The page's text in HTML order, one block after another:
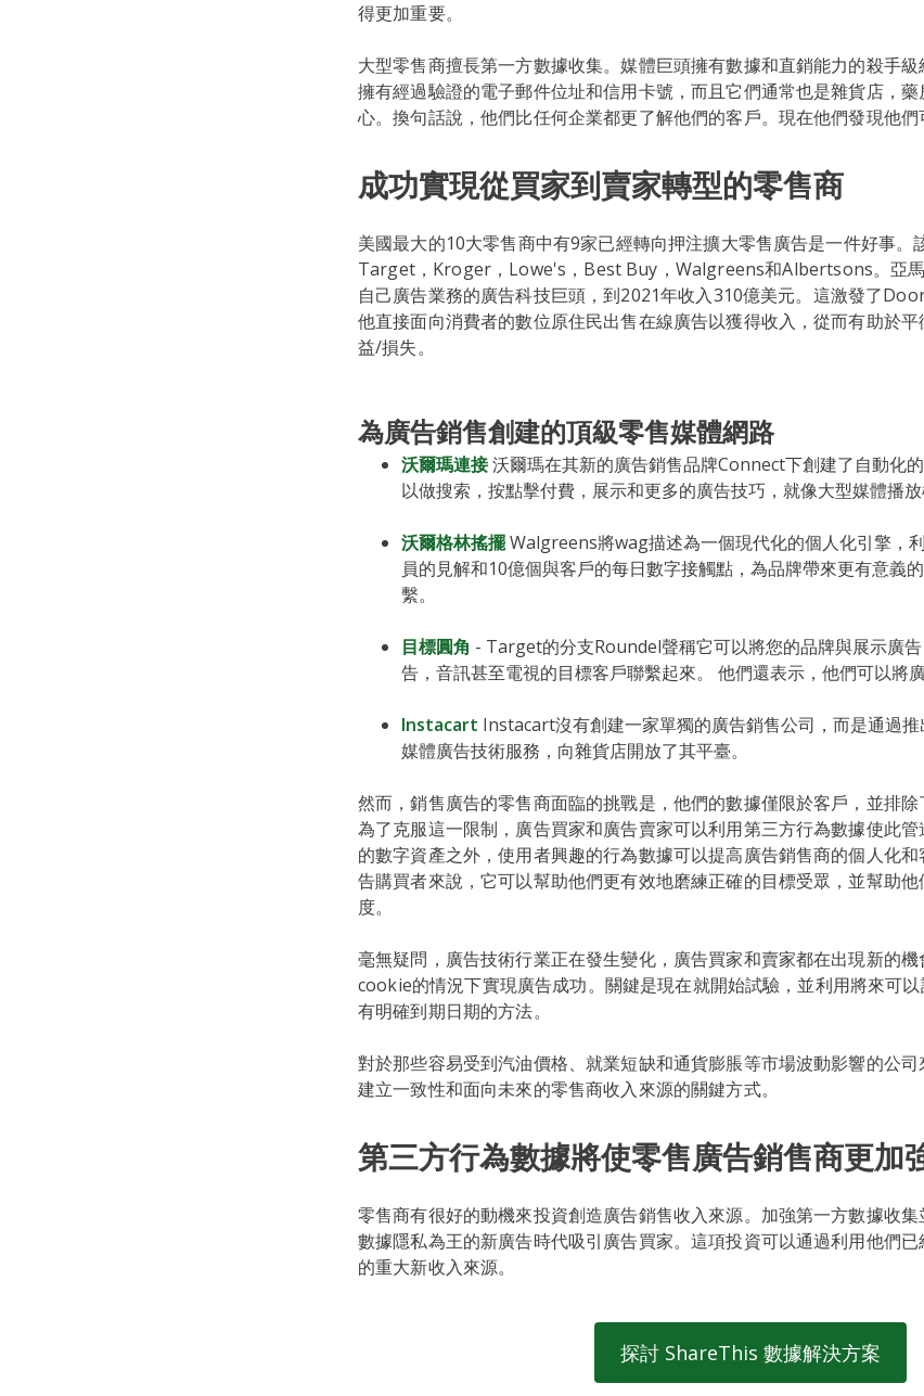
得更加重要。
大型零售商擅長第一方數據收集。媒體巨頭擁有數據和直銷能力的殺手
擁有經過驗證的電子郵件位址和信用卡號，而且它們通常也是雜貨店，
心。換句話說，他們比任何企業都更了解他們的客戶。現在他們發現他們
成功實現從買家到賣家轉型的零售商
美國最大的10大零售商中有9家已經轉向押注擴大零售廣告是一件好事。
Target，Kroger，Lowe's，Best Buy，Walgreens和Albertsons。亞
自己廣告業務的廣告科技巨頭，到2021年收入310億美元。這激發了
他直接面向消費者的數位原住民出售在線廣告以獲得收入，從而有助於
益/損失。
為廣告銷售創建的頂級零售媒體網路
沃爾瑪連接沃爾瑪在其新的廣告銷售品牌Connect下創建了自動化
以做搜索，按點擊付費，展示和更多的廣告技巧，就像大型媒體播放
沃爾格林搖擺Walgreens將wag描述為一個現代化的個人化引擎，
員的見解和10億個與客戶的每日數字接觸點，為品牌帶來更有意義
繫。
目標圓角 - Target的分支Roundel聲稱它可以將您的品牌與展示廣
告，音訊甚至電視的目標客戶聯繫起來。 他們還表示，他們可以將
Instacart Instacart沒有創建一家單獨的廣告銷售公司，而是通過
媒體廣告技術服務，向雜貨店開放了其平臺。
然而，銷售廣告的零售商面臨的挑戰是，他們的數據僅限於客戶，並排除
為了克服這一限制，廣告買家和廣告賣家可以利用第三方行為數據使此
的數字資產之外，使用者興趣的行為數據可以提高廣告銷售商的個人化
告購買者來說，它可以幫助他們更有效地磨練正確的目標受眾，並幫助
度。
毫無疑問，廣告技術行業正在發生變化，廣告買家和賣家都在出現新的
cookie的情況下實現廣告成功。關鍵是現在就開始試驗，並利用將來可
有明確到期日期的方法。
對於那些容易受到汽油價格、就業短缺和通貨膨脹等市場波動影響的公
建立一致性和面向未來的零售商收入來源的關鍵方式。
第三方行為數據將使零售廣告銷售商更加
零售商有很好的動機來投資創造廣告銷售收入來源。加強第一方數據收
數據隱私為王的新廣告時代吸引廣告買家。這項投資可以通過利用他們
的重大新收入來源。
探討 ShareThis 數據解決方案